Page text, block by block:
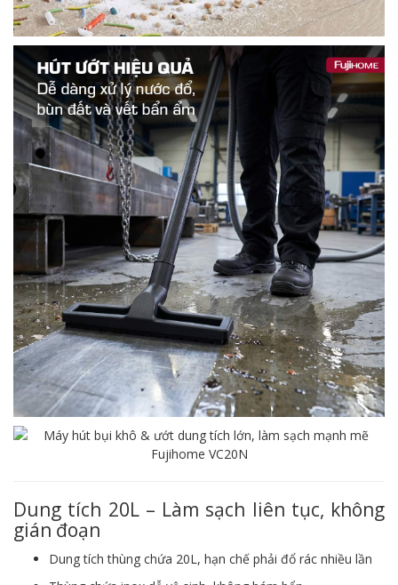
Dung tích 20L – Làm sạch liên tục, không
gián đoạn
Dung tích thùng chứa 20L, hạn chế phải đổ rác nhiều lần